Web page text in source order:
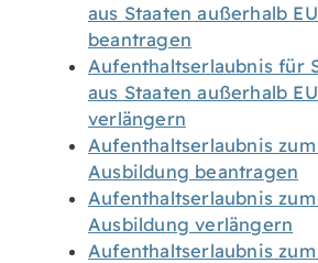
aus Staaten außerhalb
beantragen
Aufenthaltserlaubnis für
aus Staaten außerhalb
verlängern
Aufenthaltserlaubnis
Ausbildung beantragen
Aufenthaltserlaubnis
Ausbildung verlängern
Aufenthaltserlaubnis